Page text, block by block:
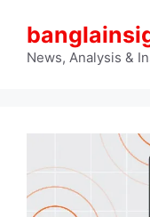
contentNews, Analysis &